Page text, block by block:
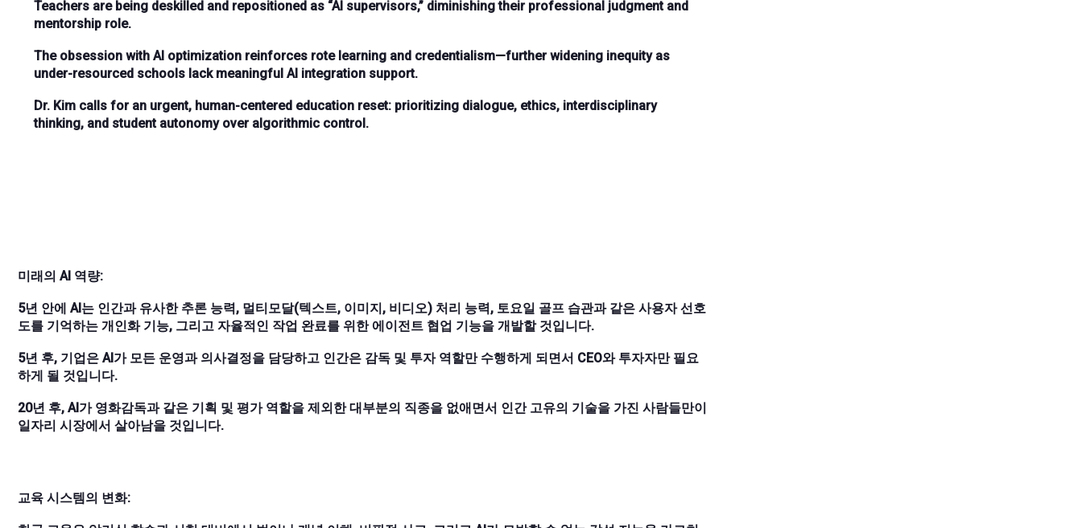
Teachers are being deskilled and repositioned as “AI supervisors,” diminishing their professional judgment and
mentorship role.
The obsession with AI optimization reinforces rote learning and credentialism—further widening inequity as
under-resourced schools lack meaningful AI integration support.
Dr. Kim calls for an urgent, human-centered education reset: prioritizing dialogue, ethics, interdisciplinary
thinking, and student autonomy over algorithmic control.
미래의 AI 역량:
5년 안에 AI는 인간과 유사한 추론 능력, 멀티모달(텍스트, 이미지, 비디오) 처리 능력, 토요일 골프 습관과 같은 사용자 선호
도를 기억하는 개인화 기능, 그리고 자율적인 작업 완료를 위한 에이전트 협업 기능을 개발할 것입니다.
5년 후, 기업은 AI가 모든 운영과 의사결정을 담당하고 인간은 감독 및 투자 역할만 수행하게 되면서 CEO와 투자자만 필요
하게 될 것입니다.
20년 후, AI가 영화감독과 같은 기획 및 평가 역할을 제외한 대부분의 직종을 없애면서 인간 고유의 기술을 가진 사람들만이
일자리 시장에서 살아남을 것입니다.
교육 시스템의 변화: